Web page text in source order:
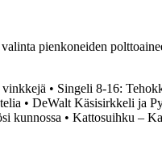
pienkoneiden
vinkkejä • Singeli 8-16:
• DeWalt Käsisirkkeli ja
kunnossa • Kattosuihku –